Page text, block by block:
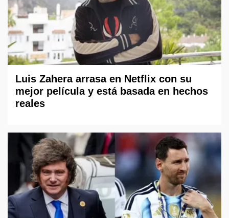
Luis Zahera arrasa en Netflix con su
mejor película y está basada en hechos
reales